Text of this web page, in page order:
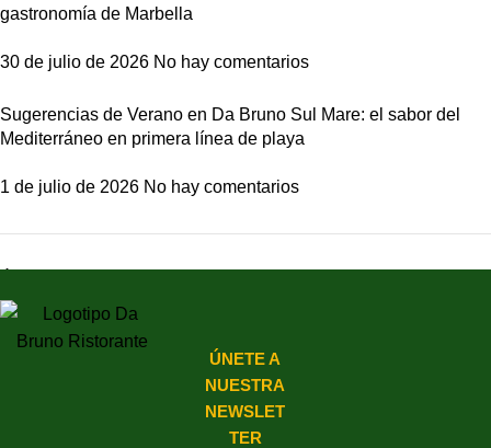
gastronomía de Marbella
30 de julio de 2026 No hay comentarios
Sugerencias de Verano en Da Bruno Sul Mare: el sabor del
Mediterráneo en primera línea de playa
1 de julio de 2026 No hay comentarios
ÚNETE A
NUESTRA
NEWSLET
TER